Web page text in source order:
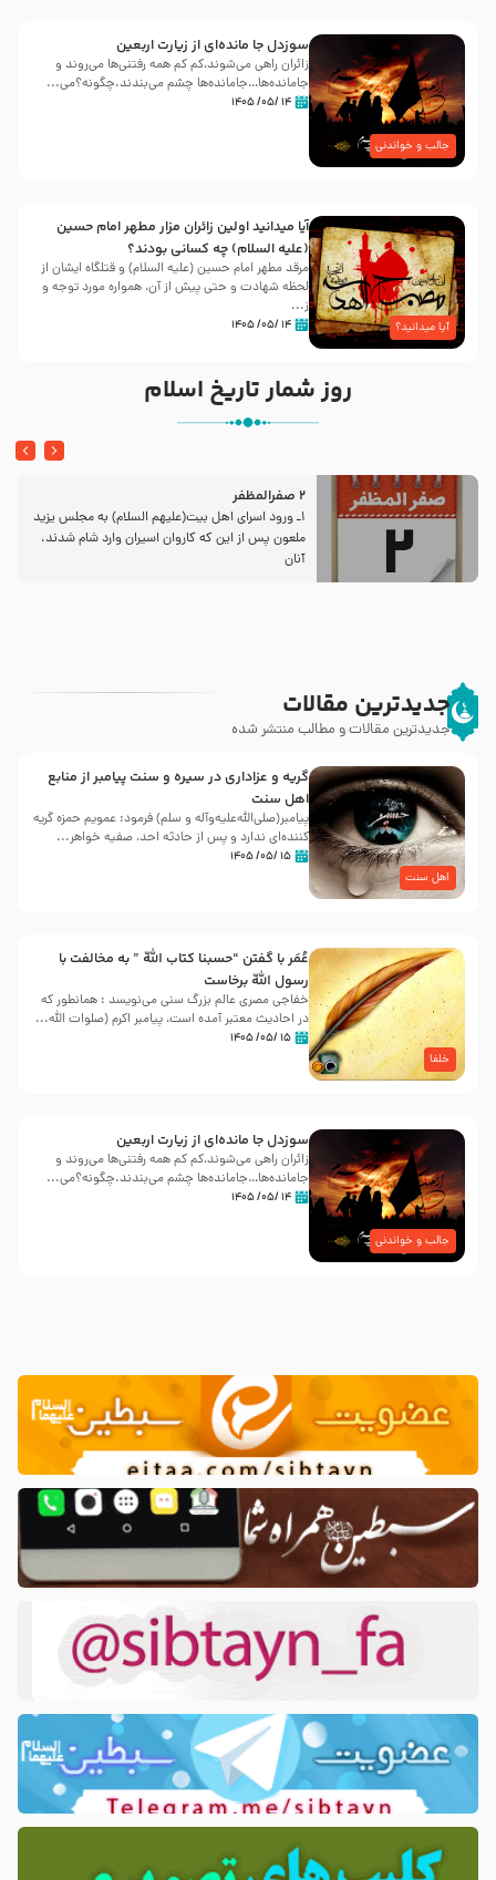
جالب و خواندنی
سوزدل جا مانده‌ای از زیارت اربعین
زائران راهی می‌شوند،کم‌ کم همه رفتنی‌ها می‌روند و
جامانده‌ها…جامانده‌ها چشم می‌بندند.چگونه؟می‌...
۱۴ /۰۵/ ۱۴۰۵
آیا میدانید؟
آیا میدانید اولین زائران مزار مطهر امام حسین
(علیه السلام) چه کسانی بودند؟
مرقد مطهر امام حسین (علیه السلام) و قتلگاه ایشان از
لحظه شهادت و حتی پیش از آن، همواره مورد توجه و
ز...
۱۴ /۰۵/ ۱۴۰۵
روز شمار تاریخ اسلام
2 صفرالمظفر
1ـ ورود اسراى اهل بیت‌(علیهم السلام) به مجلس یزید
ملعون پس از این كه كاروان اسیران وارد شام شدند،
آنان
جدیدترین مقالات
جدیدترین مقالات و مطالب منتشر شده
اهل سنت
گریه و عزاداری در سیره و سنت پیامبر از منابع
اهل سنت
پیامبر(صلی‌الله‌علیه‌وآله و سلم) فرمود: عمویم حمزه گریه
کننده‌ای ندارد و پس از حادثه احد، صفیه خواهر...
۱۵ /۰۵/ ۱۴۰۵
خلفا
عُمَر با گفتن “حسبنا كتاب اللّه ” به مخالفت با
رسول اللّه برخاست
خفاجی مصری عالم بزرگ سنی می‌نویسد : همانطور که
در احادیث معتبر آمده است، پیامبر اکرم (صلوات اللّه...
۱۵ /۰۵/ ۱۴۰۵
جالب و خواندنی
سوزدل جا مانده‌ای از زیارت اربعین
زائران راهی می‌شوند،کم‌ کم همه رفتنی‌ها می‌روند و
جامانده‌ها…جامانده‌ها چشم می‌بندند.چگونه؟می‌...
۱۴ /۰۵/ ۱۴۰۵